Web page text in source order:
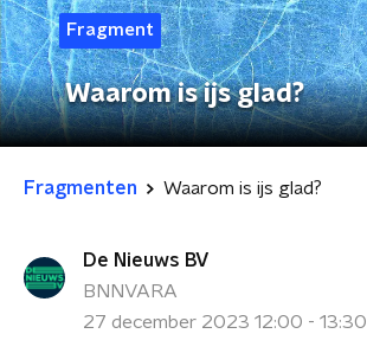
Fragment
Waarom is ijs glad?
Fragmenten Waarom is ijs glad?
De Nieuws BV
BNNVARA
27 december 2023 12:00 - 13:30